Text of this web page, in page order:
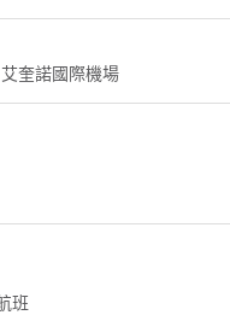
奎諾國際機場
班